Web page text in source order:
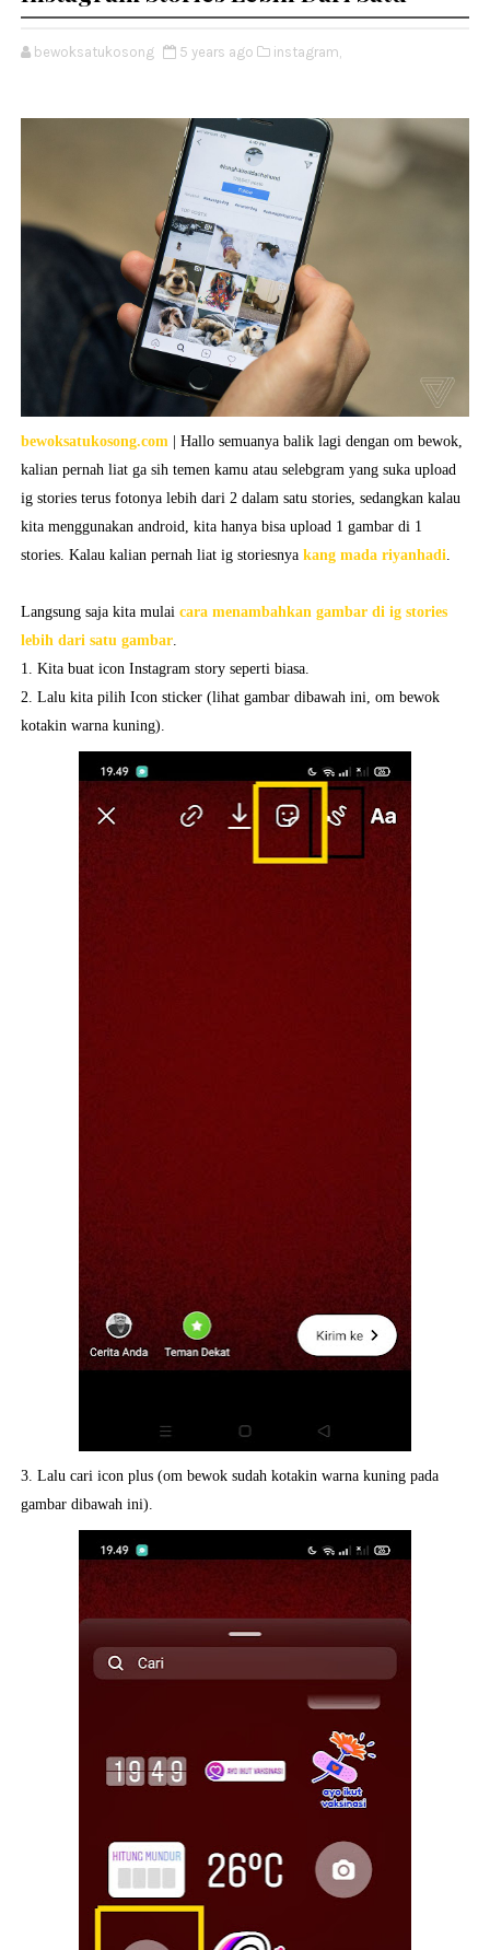
bewoksatukosong 5 years ago instagram,
bewoksatukosong.com
| Hallo semuanya balik lagi dengan om bewok,
kalian pernah liat ga sih temen kamu atau selebgram yang suka upload
ig stories terus fotonya lebih dari 2 dalam satu stories, sedangkan kalau
kita menggunakan android, kita hanya bisa upload 1 gambar di 1
stories. Kalau kalian pernah liat ig storiesnya kang mada riyanhadi.
Langsung saja kita mulai cara menambahkan gambar di ig stories
lebih dari satu gambar.
1. Kita buat icon Instagram story seperti biasa.
2. Lalu kita pilih Icon sticker (lihat gambar dibawah ini, om bewok
kotakin warna kuning).
3. Lalu cari icon plus (om bewok sudah kotakin warna kuning pada
gambar dibawah ini).